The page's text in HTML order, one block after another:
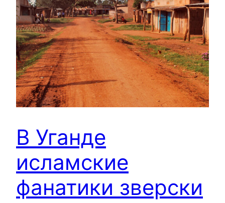
В Уганде
исламские
фанатики зверски